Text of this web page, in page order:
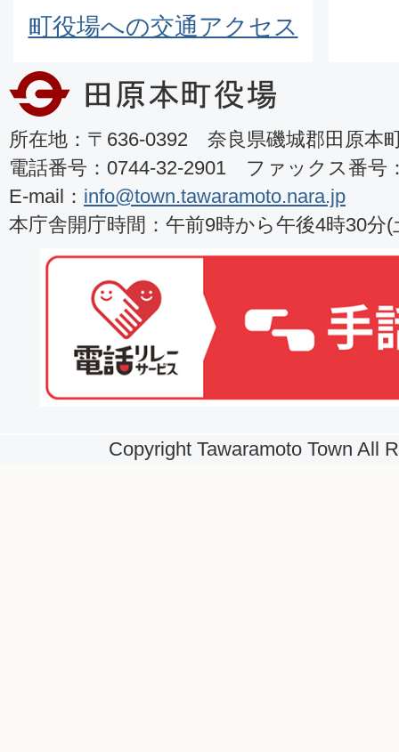
町役場への交通アクセス
所在地：〒636-0392 奈良県磯城郡田原本
電話番号：0744-32-2901 ファックス番号
E-mail： info@town.tawaramoto.nara.jp
本庁舎開庁時間：午前9時から午後4時30分
Copyright Tawaramoto Town All